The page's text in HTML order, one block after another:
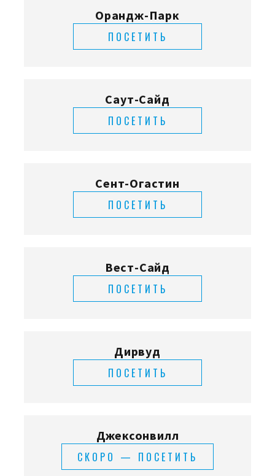
Орандж-Парк
ПОСЕТИТЬ
Саут-Сайд
ПОСЕТИТЬ
Сент-Огастин
ПОСЕТИТЬ
Вест-Сайд
ПОСЕТИТЬ
Дирвуд
ПОСЕТИТЬ
Джексонвилл
СКОРО — ПОСЕТИТЬ